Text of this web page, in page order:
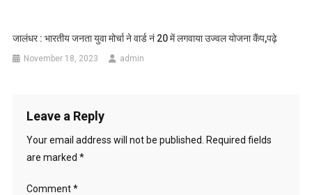
जालंधर : भारतीय जनता युवा मोर्चा ने वार्ड नं 20 में लगवाया उज्वल योजना कैंप,पढ़े
November 18, 2023 admin
Leave a Reply
Your email address will not be published.
Required fields
are marked *
Comment*